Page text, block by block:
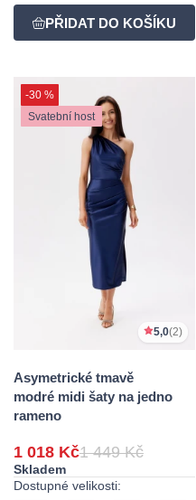
-30 %
Svatební host
5,0(2)
Asymetrické tmavě
modré midi šaty na jedno
rameno
1 018 Kč1 449 Kč
Skladem
Dostupné velikosti: